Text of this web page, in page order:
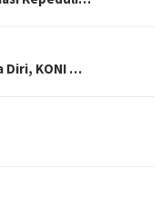
Diri, KONI …